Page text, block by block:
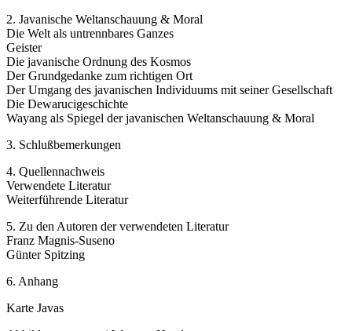
2. Javanische Weltanschauung & Moral
Die Welt als untrennbares Ganzes
Geister
Die javanische Ordnung des Kosmos
Der Grundgedanke zum richtigen Ort
Der Umgang des javanischen Individuums mit seiner Gesellschaft
Die Dewarucigeschichte
Wayang als Spiegel der javanischen Weltanschauung & Moral
3. Schlußbemerkungen
4. Quellennachweis
Verwendete Literatur
Weiterführende Literatur
5. Zu den Autoren der verwendeten Literatur
Franz Magnis-Suseno
Günter Spitzing
6. Anhang
Karte Javas